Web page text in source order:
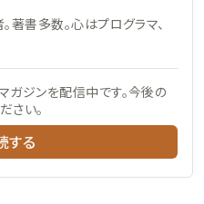
著書多数。心はプログラマ、
ジンを配信中です。今後の
さい。
る